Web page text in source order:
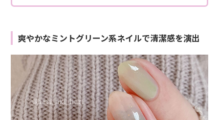
爽やかなミントグリーン系ネイルで清潔感を演出